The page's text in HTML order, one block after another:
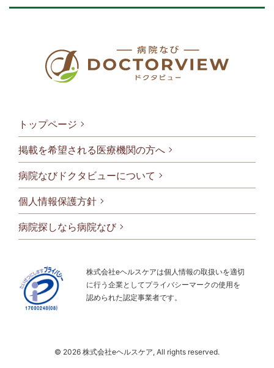
フッタメニ
トップページ
掲載を希望される医療機関の方へ
病院なびドクタビューについて
個人情報保護方針
病院探しなら病院なび
株式会社eヘルスケアは個人情報の取扱いを適切
に行う企業としてプライバシーマークの使用を
認められた認定事業者です。
© 2026 株式会社eヘルスケア, All rights reserved.